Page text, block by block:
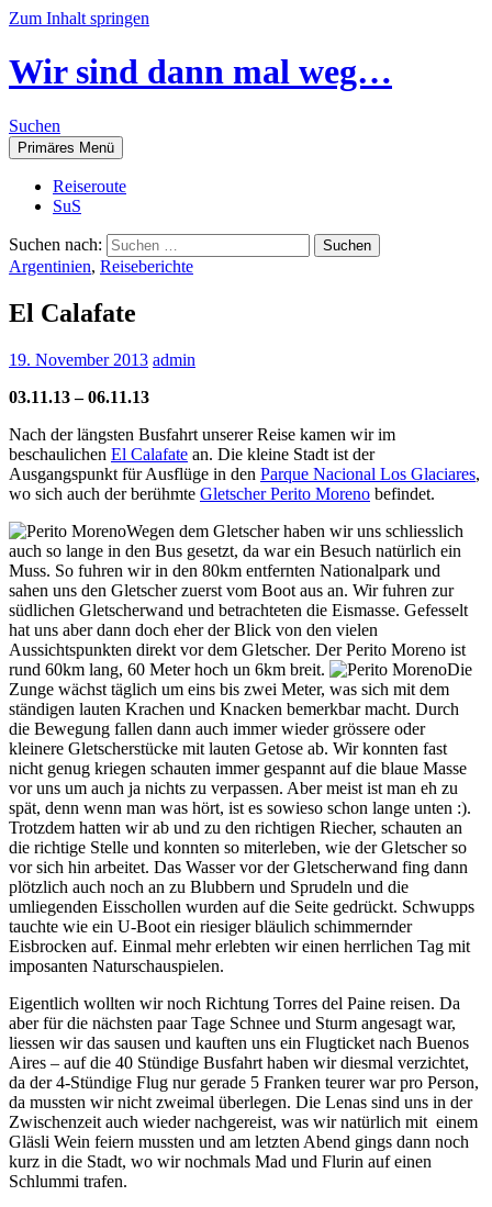
Zum Inhalt springen
Wir sind dann mal weg…
Suchen
Primäres Menü
Reiseroute
SuS
Suchen nach:
Argentinien, Reiseberichte
El Calafate
19. November 2013 admin
03.11.13 – 06.11.13
Nach der längsten Busfahrt unserer Reise kamen wir im
beschaulichen El Calafate an. Die kleine Stadt ist der
Ausgangspunkt für Ausflüge in den Parque Nacional Los Glaciares,
wo sich auch der berühmte Gletscher Perito Moreno befindet.
Wegen dem Gletscher haben wir uns schliesslich
auch so lange in den Bus gesetzt, da war ein Besuch natürlich ein
Muss. So fuhren wir in den 80km entfernten Nationalpark und
sahen uns den Gletscher zuerst vom Boot aus an. Wir fuhren zur
südlichen Gletscherwand und betrachteten die Eismasse. Gefesselt
hat uns aber dann doch eher der Blick von den vielen
Aussichtspunkten direkt vor dem Gletscher. Der Perito Moreno ist
rund 60km lang, 60 Meter hoch un 6km breit.
Die
Zunge wächst täglich um eins bis zwei Meter, was sich mit dem
ständigen lauten Krachen und Knacken bemerkbar macht. Durch
die Bewegung fallen dann auch immer wieder grössere oder
kleinere Gletscherstücke mit lauten Getose ab. Wir konnten fast
nicht genug kriegen schauten immer gespannt auf die blaue Masse
vor uns um auch ja nichts zu verpassen. Aber meist ist man eh zu
spät, denn wenn man was hört, ist es sowieso schon lange unten :).
Trotzdem hatten wir ab und zu den richtigen Riecher, schauten an
die richtige Stelle und konnten so miterleben, wie der Gletscher so
vor sich hin arbeitet. Das Wasser vor der Gletscherwand fing dann
plötzlich auch noch an zu Blubbern und Sprudeln und die
umliegenden Eisschollen wurden auf die Seite gedrückt. Schwupps
tauchte wie ein U-Boot ein riesiger bläulich schimmernder
Eisbrocken auf. Einmal mehr erlebten wir einen herrlichen Tag mit
imposanten Naturschauspielen.
Eigentlich wollten wir noch Richtung Torres del Paine reisen. Da
aber für die nächsten paar Tage Schnee und Sturm angesagt war,
liessen wir das sausen und kauften uns ein Flugticket nach Buenos
Aires – auf die 40 Stündige Busfahrt haben wir diesmal verzichtet,
da der 4-Stündige Flug nur gerade 5 Franken teurer war pro Person,
da mussten wir nicht zweimal überlegen. Die Lenas sind uns in der
Zwischenzeit auch wieder nachgereist, was wir natürlich mit einem
Gläsli Wein feiern mussten und am letzten Abend gings dann noch
kurz in die Stadt, wo wir nochmals Mad und Flurin auf einen
Schlummi trafen.